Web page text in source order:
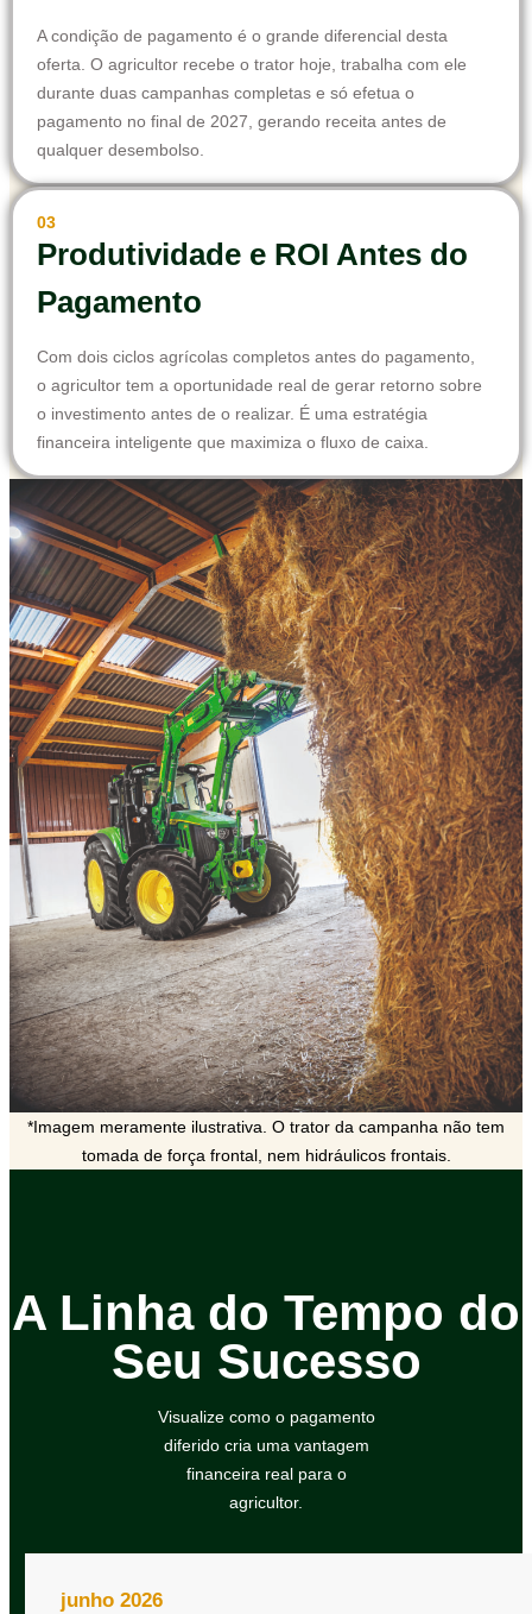
A condição de pagamento é o grande diferencial desta
oferta. O agricultor recebe o trator hoje, trabalha com ele
durante duas campanhas completas e só efetua o
pagamento no final de 2027, gerando receita antes de
qualquer desembolso.
03
Produtividade e ROI Antes do
Pagamento
Com dois ciclos agrícolas completos antes do pagamento,
o agricultor tem a oportunidade real de gerar retorno sobre
o investimento antes de o realizar. É uma estratégia
financeira inteligente que maximiza o fluxo de caixa.
*Imagem meramente ilustrativa. O trator da campanha não tem
tomada de força frontal, nem hidráulicos frontais.
A Linha do Tempo do
Seu Sucesso
Visualize como o pagamento
diferido cria uma vantagem
financeira real para o
agricultor.
junho 2026